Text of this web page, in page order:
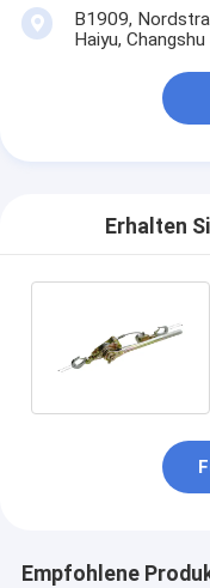
B1909,
Haiyu,
Erhalten
Empfohlene